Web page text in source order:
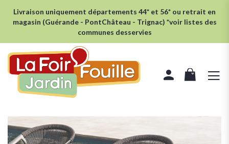
Livraison uniquement départements 44* et 56* ou retrait en
magasin (Guérande - PontChâteau - Trignac) *voir listes des
communes desservies